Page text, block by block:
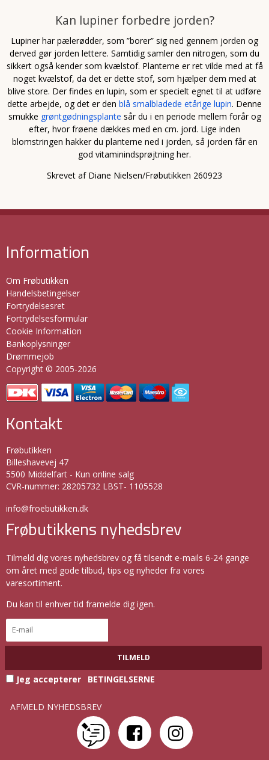
Kan lupiner forbedre jorden?
Lupiner har pælerødder, som ”borer” sig ned gennem jorden og
derved gør jorden lettere. Samtidig samler den nitrogen, som du
sikkert også kender som kvælstof. Planterne er ret vilde med at få
noget kvælstof, da det er dette stof, som hjælper dem med at
blive store. Der findes en lupin, som er specielt egnet til at udføre
dette arbejde, og det er den blå smalbladede etårige lupin. Denne
smukke grøntgødningsplante sår du i en periode mellem forår og
efter, hvor frøene dækkes med en cm. jord. Lige inden
blomstringen hakker du planterne ned i jorden, så jorden får en
god vitaminindsprøjtning her.
Skrevet af Diane Nielsen/Frøbutikken 260923
Information
Om Frøbutikken
Handelsbetingelser
Fortrydelsesret
Fortrydelsesformular
Cookie Information
Bankoplysninger
Drømmejob
Copyright © 2005-2026
Kontakt
Frøbutikken
Billeshavevej 47
5500 Middelfart - Kun online salg
CVR-nummer: 28205732 LBST- 1105528
info@froebutikken.dk
Frøbutikkens nyhedsbrev
Tilmeld dig vores nyhedsbrev og få tilsendt e-mails 6-24 gange
om året med gode tilbud, tips og nyheder fra vores
varesortiment.
Du kan til enhver tid framelde dig igen.
TILMELD
Jeg accepterer BETINGELSERNE
AFMELD NYHEDSBREV